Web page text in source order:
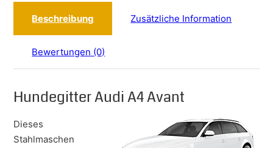
Beschreibung Zusätzliche Information
Bewertungen (0)
Hundegitter Audi A4 Avant
Dieses
Stahlmaschen